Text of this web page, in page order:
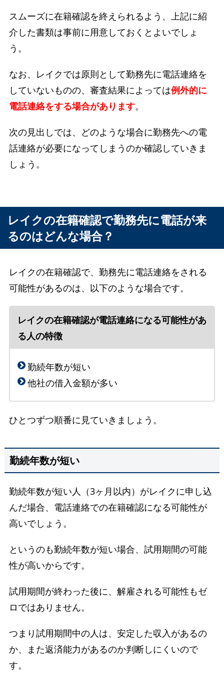
スムーズに在籍確認を終えられるよう、上記に紹
介した書類は事前に用意しておくとよいでしょ
う。
なお、レイクでは原則として勤務先に電話連絡を
していないものの、審査結果によっては例外的に
電話連絡をする場合があります。
次の見出しでは、どのような場合に勤務先への電
話連絡が必要になってしまうのか確認していきま
しょう。
レイクの在籍確認で勤務先に電話が来
るのはどんな場合？
レイクの在籍確認で、勤務先に電話連絡をされる
可能性があるのは、以下のような場合です。
レイクの在籍確認が電話連絡になる可能性があ
る人の特徴
勤続年数が短い
他社の借入金額が多い
ひとつずつ順番に見ていきましょう。
勤続年数が短い
勤続年数が短い人（3ヶ月以内）がレイクに申し込
んだ場合、電話連絡での在籍確認になる可能性が
高いでしょう。
というのも勤続年数が短い場合、試用期間の可能
性が高いからです。
試用期間が終わった後に、解雇される可能性もゼ
ロではありません。
つまり試用期間中の人は、安定した収入があるの
か、また返済能力があるのか判断しにくいので
す。